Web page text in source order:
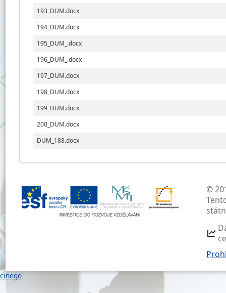
193_DUM.docx
194_DUM.docx
195_DUM_.docx
196_DUM_.docx
197_DUM.docx
198_DUM.docx
199_DUM.docx
200_DUM.docx
DUM_188.docx
©
cinego